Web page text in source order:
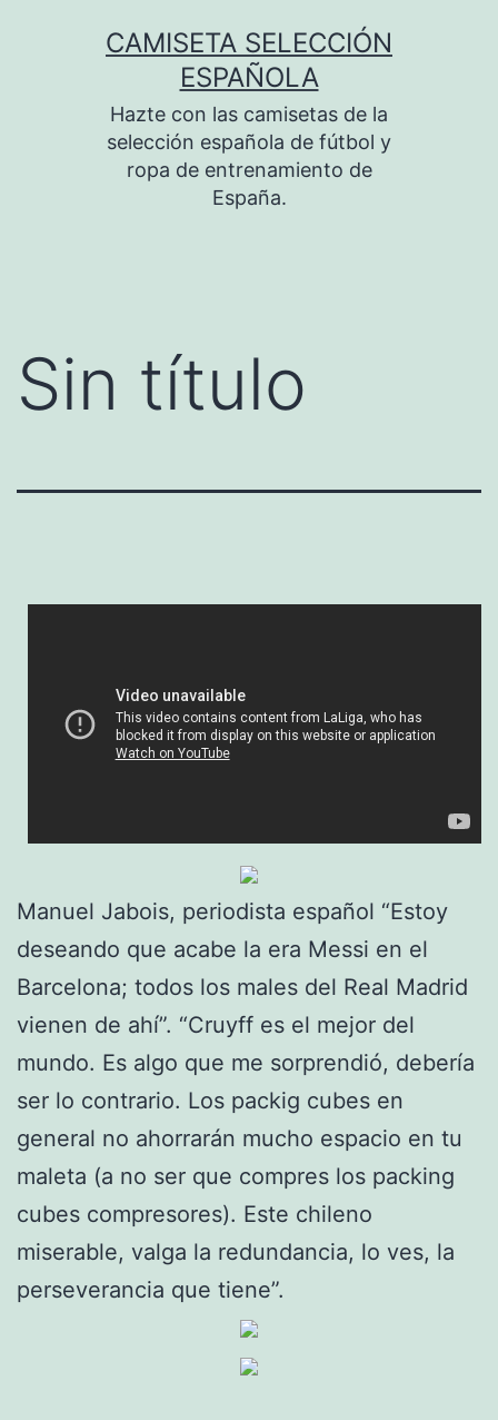
CAMISETA SELECCIÓN
ESPAÑOLA
Hazte con las camisetas de la
selección española de fútbol y
ropa de entrenamiento de
España.
Sin título
Manuel Jabois, periodista español “Estoy
deseando que acabe la era Messi en el
Barcelona; todos los males del Real Madrid
vienen de ahí”. “Cruyff es el mejor del
mundo. Es algo que me sorprendió, debería
ser lo contrario. Los packig cubes en
general no ahorrarán mucho espacio en tu
maleta (a no ser que compres los packing
cubes compresores). Este chileno
miserable, valga la redundancia, lo ves, la
perseverancia que tiene”.